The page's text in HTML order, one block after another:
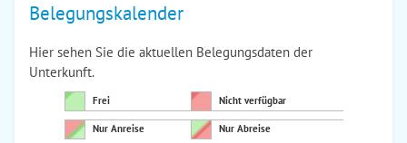
Belegungskalender
Hier sehen Sie die aktuellen Belegungsdaten der
Unterkunft.
Frei Nicht verfügbar
Nur Anreise Nur Abreise